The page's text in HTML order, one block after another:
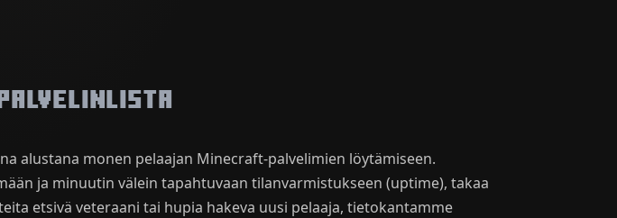
alustana monen pelaajan Minecraft-palvelimien löytämiseen.
ja minuutin välein tapahtuvaan tilanvarmistukseen (uptime), takaa
etsivä veteraani tai hupia hakeva uusi pelaaja, tietokantamme